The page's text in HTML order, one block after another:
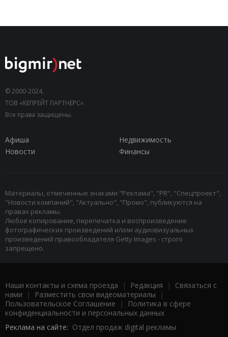
© 2000-2024,
ТОВ «КЕПРЕЙТ ПАРТНЕРС».
Все права защищены.
Афиша
Недвижимость
Новости
Финансы
Материалы, отмеченные знаками "Реклама", "PR", "Спецпроект",
"Новости компаний", "Актуально", "Промо", публикуются на
правах рекламы.
Любое копирование, перепечатка и воспроизведение
фотографических произведений и/или аудиовизуальных
произведений правообладателя Getty Images - строго
запрещено.
Наши контакты и схема проезда | Редакция | Связаться с
нами | Разместить свои видеоматериалы |
Пользовательское Соглашение |
Политика в сфере
конфиденциальности и персональных данных
Реклама на сайте: Отдел продаж digital рекламы